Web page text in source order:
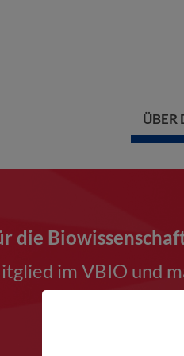
ÜBER
die
im VBIO und